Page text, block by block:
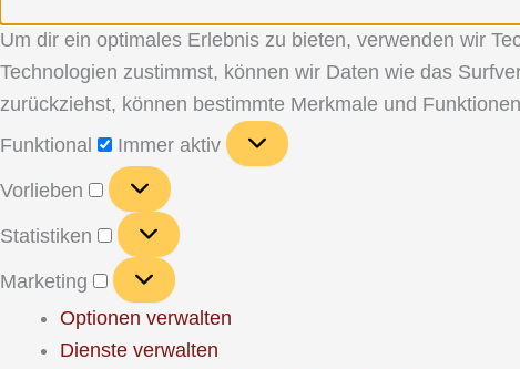
Um dir ein optimales Erlebnis zu bieten, verwenden wir
Technologien zustimmst, können wir Daten wie das
zurückziehst, können bestimmte Merkmale und
Funktional
Immer aktiv
Vorlieben
Vorlieben
Statistiken
Statistiken
Marketing
Marketing
Optionen verwalten
Dienste verwalten